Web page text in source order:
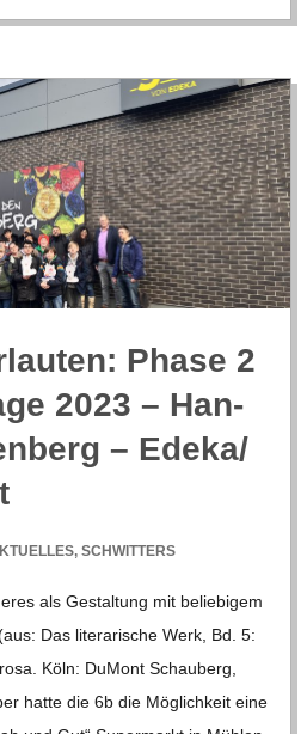
Phase 2
2023 – Han­
– Edeka/​
, SCHWITTERS
als Gestal­tung mit belie­bi­gem
Das lite­ra­ri­sche Werk, Bd. 5:
Köln: DuMont Schau­berg,
hatte die 6b die Mög­lich­keit eine